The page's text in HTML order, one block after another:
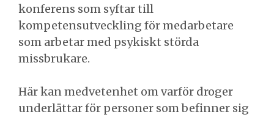
konferens som syftar till
kompetensutveckling för medarbetare
som arbetar med psykiskt störda
missbrukare.
Här kan medvetenhet om varför droger
underlättar för personer som befinner sig